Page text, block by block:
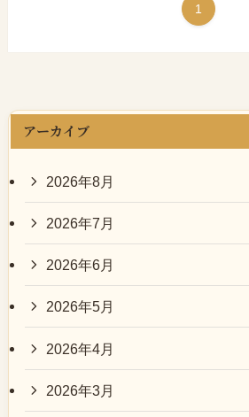
1
アーカイブ
2026年8月
2026年7月
2026年6月
2026年5月
2026年4月
2026年3月